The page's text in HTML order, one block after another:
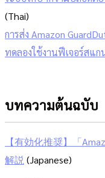
(Thai)
การส่ง Amazon
ทดลองใช้งานฟีเจอร์สแ
บทความต้นฉบับ
【有効化推奨】「
解説(Japanese)